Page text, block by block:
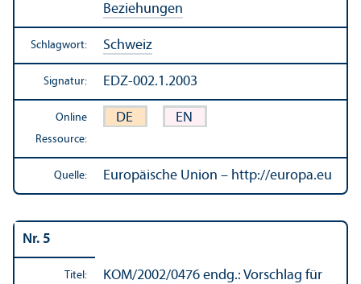
Beziehungen
Schlagwort: Schweiz
Signatur: EDZ-002.1.2003
Online
Ressource:
DE EN
Quelle: Europäische Union – http://europa.eu
Nr. 5
Titel: KOM/2002/0476 endg.: Vorschlag für